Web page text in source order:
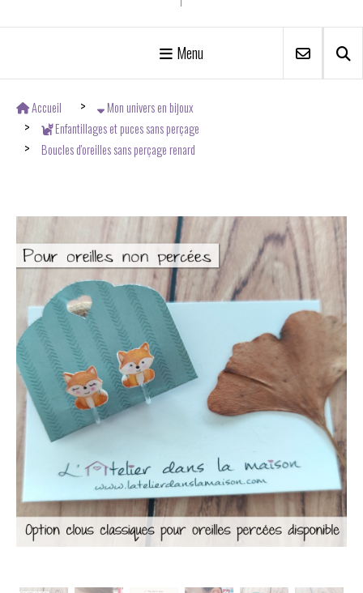
Menu
Accueil
Mon univers en bijoux
Enfantillages et puces sans perçage
Boucles d'oreilles sans perçage renard